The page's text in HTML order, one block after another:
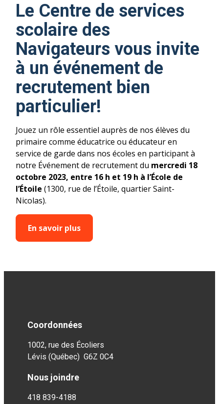
Le Centre de services
scolaire des
Navigateurs vous invite
à un événement de
recrutement bien
particulier!
Jouez un rôle essentiel auprès de nos élèves du
primaire comme éducatrice ou éducateur en
service de garde dans nos écoles en participant à
notre Événement de recrutement du mercredi 18
octobre 2023, entre 16 h et 19 h à l’École de
l’Étoile (1300, rue de l’Étoile, quartier Saint-
Nicolas).
En savoir plus
Coordonnées
1002, rue des Écoliers
Lévis (Québec) G6Z 0C4
Nous joindre
418 839-4188